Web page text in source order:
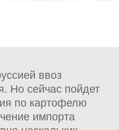
ввоз
Но сейчас пойдет
по картофелю
импорта